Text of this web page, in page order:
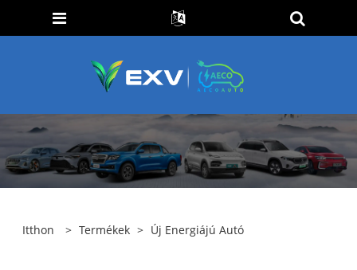
Itthon > Termékek > Új Energiájú Autó